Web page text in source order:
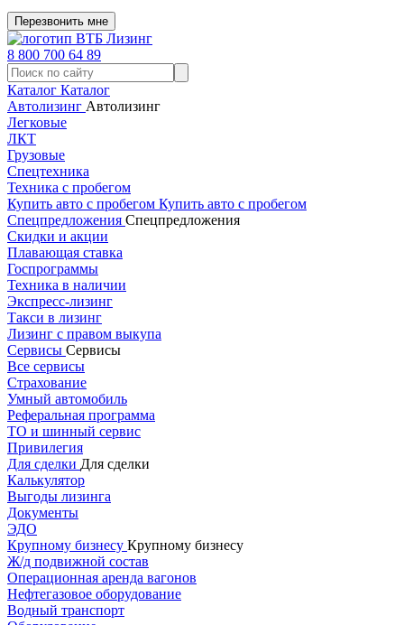
Перезвонить мне
8 800 700 64 89
Каталог Каталог
Автолизинг Автолизинг
Легковые
ЛКТ
Грузовые
Спецтехника
Техника с пробегом
Купить авто с пробегом Купить авто с пробегом
Спецпредложения Спецпредложения
Скидки и акции
Плавающая ставка
Госпрограммы
Техника в наличии
Экспресс-лизинг
Такси в лизинг
Лизинг с правом выкупа
Сервисы Сервисы
Все сервисы
Страхование
Умный автомобиль
Реферальная программа
ТО и шинный сервис
Привилегия
Для сделки Для сделки
Калькулятор
Выгоды лизинга
Документы
ЭДО
Крупному бизнесу Крупному бизнесу
Ж/д подвижной состав
Операционная аренда вагонов
Нефтегазовое оборудование
Водный транспорт